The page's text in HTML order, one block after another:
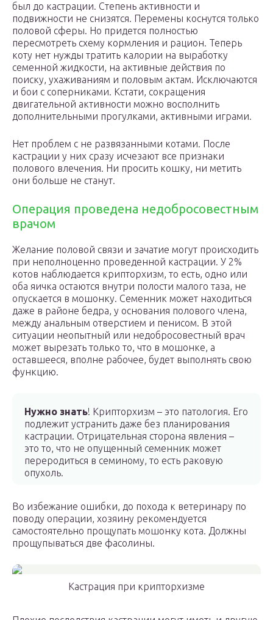
был до кастрации. Степень активности и
подвижности не снизятся. Перемены коснутся только
половой сферы. Но придется полностью
пересмотреть схему кормления и рацион. Теперь
коту нет нужды тратить калории на выработку
семенной жидкости, на активные действия по
поиску, ухаживаниям и половым актам. Исключаются
и бои с соперниками. Кстати, сокращения
двигательной активности можно восполнить
дополнительными прогулками, активными играми.
Нет проблем с не развязанными котами. После
кастрации у них сразу исчезают все признаки
полового влечения. Ни просить кошку, ни метить
они больше не станут.
Операция проведена недобросовестным
врачом
Желание половой связи и зачатие могут происходить
при неполноценно проведенной кастрации. У 2%
котов наблюдается крипторхизм, то есть, одно или
оба яичка остаются внутри полости малого таза, не
опускается в мошонку. Семенник может находиться
даже в районе бедра, у основания полового члена,
между анальным отверстием и пенисом. В этой
ситуации неопытный или недобросовестный врач
может вырезать только то, что в мошонке, а
оставшееся, вполне рабочее, будет выполнять свою
функцию.
Нужно знать! Крипторхизм – это патология. Его
подлежит устранить даже без планирования
кастрации. Отрицательная сторона явления –
это то, что не опущенный семенник может
переродиться в семиному, то есть раковую
опухоль.
Во избежание ошибки, до похода к ветеринару по
поводу операции, хозяину рекомендуется
самостоятельно прощупать мошонку кота. Должны
прощупываться две фасолины.
Кастрация при крипторхизме